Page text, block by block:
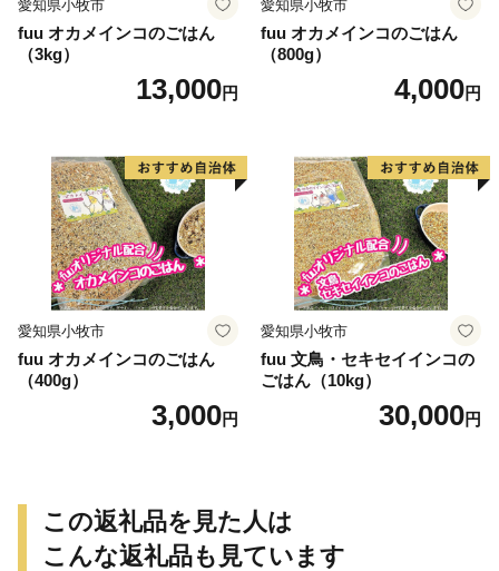
愛知県小牧市
fuu オカメインコのごはん
（3kg）
13,000円
愛知県小牧市
fuu オカメインコのごはん
（800g）
4,000円
愛知県小牧市
fuu オカメインコのごはん
（400g）
3,000円
愛知県小牧市
fuu 文鳥・セキセイインコの
ごはん（10kg）
30,000円
この返礼品を見た人は
こんな返礼品も見ています